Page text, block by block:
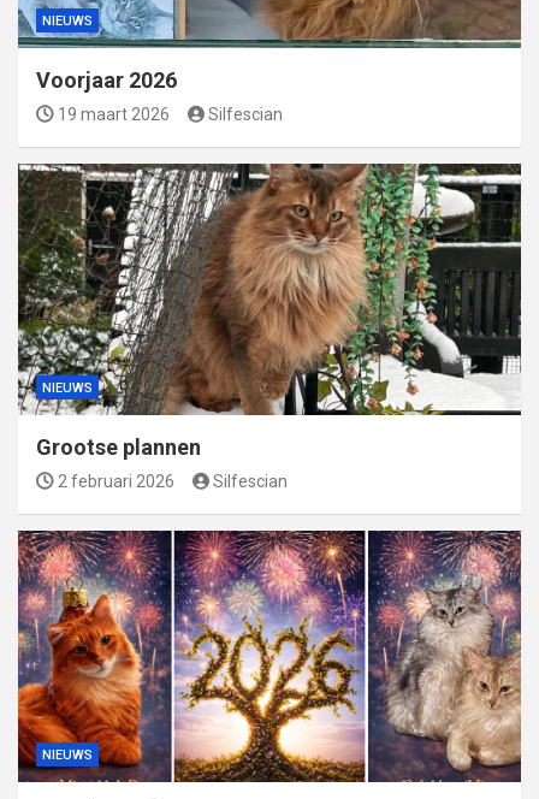
NIEUWS
Voorjaar 2026
19 maart 2026 Silfescian
NIEUWS
Grootse plannen
2 februari 2026 Silfescian
NIEUWS